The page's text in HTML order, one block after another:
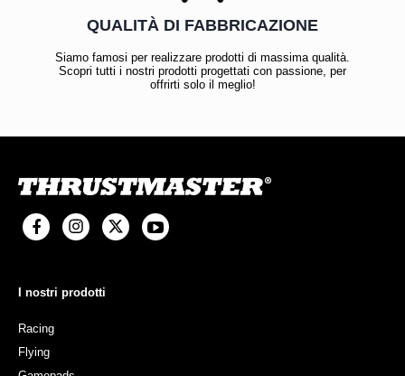
QUALITÀ DI FABBRICAZIONE
Siamo famosi per realizzare prodotti di massima qualità.
Scopri tutti i nostri prodotti progettati con passione, per
offrirti solo il meglio!
I nostri prodotti
Racing
Flying